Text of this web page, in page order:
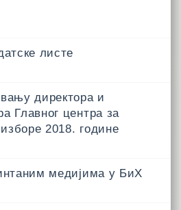
листе
директора и
Главног центра за
2018. године
медијима у БиХ